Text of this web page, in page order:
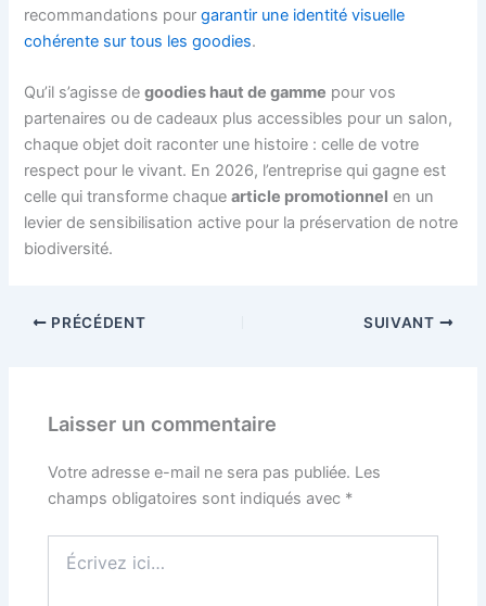
recommandations pourgarantir une identité visuelle
cohérente sur tous les goodies.
Qu’il s’agisse degoodies haut de gamme pour vos
partenaires ou de cadeaux plus accessibles pour un salon,
chaque objet doit raconter une histoire : celle de votre
respect pour le vivant. En 2026, l’entreprise qui gagne est
celle qui transforme chaquearticle promotionnel en un
levier de sensibilisation active pour la préservation de notre
biodiversité.
PRÉCÉDENT SUIVANT
Laisser un commentaire
Votre adresse e-mail ne sera pas publiée. Les
champs obligatoires sont indiqués avec *
ici…